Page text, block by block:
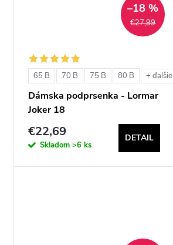
€27,99
–18 %
65 B 70 B 75 B 80 B + ďalšie
Dámska podprsenka - Lormar
Joker 18
€22,69
Skladom >6 ks
DETAIL